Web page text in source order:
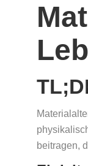
beitragen,